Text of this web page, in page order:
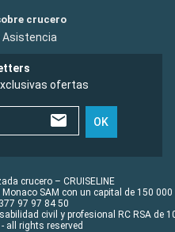
crucero
Asistencia
ofertas
OK
crucero – CRUISELINE
SAM con un capital de 150 000
97 97 84 50
civil y profesional RC RSA de
all rights reserved